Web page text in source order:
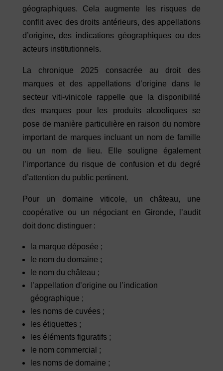
géographiques. Cela augmente les risques de
conflit avec des droits antérieurs, des appellations
d’origine, des indications géographiques ou des
acteurs institutionnels.
La chronique 2025 consacrée au droit des
marques et des appellations d’origine dans le
secteur viti-vinicole rappelle que la disponibilité
des marques pour les produits alcooliques se
pose de manière particulière en raison du nombre
important de marques incluant un nom de famille
ou un nom de lieu. Elle souligne également
l’importance du risque de confusion et du degré
d’attention du public pertinent.
Pour un domaine viticole, un château, une
coopérative ou un négociant en Gironde, l’audit
doit donc distinguer :
la marque déposée ;
le nom du domaine ;
le nom du château ;
l’appellation d’origine ou l’indication
géographique ;
les noms de cuvées ;
les étiquettes ;
les éléments figuratifs ;
le nom commercial ;
les noms de domaine ;